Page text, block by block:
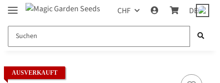
CHF DE
AUSVERKAUFT